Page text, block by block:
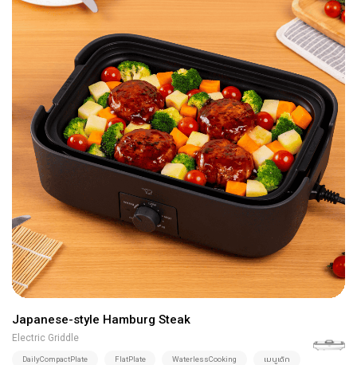
Japanese-style Hamburg Steak
Electric Griddle
DailyCompactPlate FlatPlate WaterlessCooking เมนูเด็ก